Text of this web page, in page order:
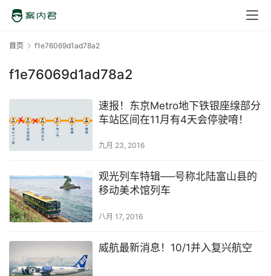
首页 f1e76069d1ad78a2
f1e76069d1ad78a2
速报！东京Metro地下铁银座缐部分
车站区间在11月有4天会停驶唷！
九月 23, 2016
观光列车特辑──号称北陆富山县的
移动美术馆列车
八月 17, 2016
威航最新消息！10/1并入复兴航空